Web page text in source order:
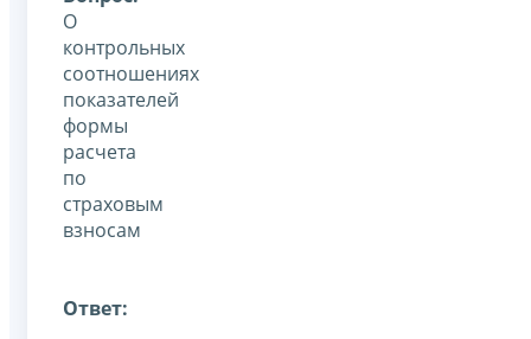
О
контрольных
соотношениях
показателей
формы
расчета
по
страховым
взносам
Ответ: